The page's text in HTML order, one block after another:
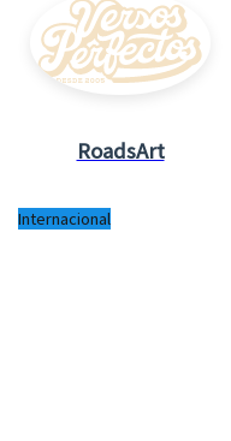
RoadsArt
Internacional